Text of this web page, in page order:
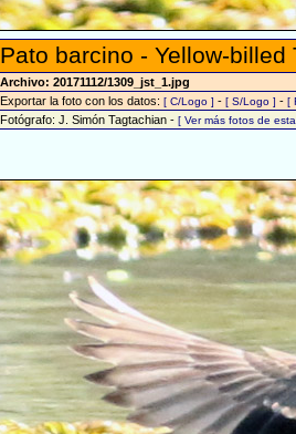
Pato barcino - Yellow-
Archivo: 20171112/1309_jst_1.jpg
Exportar la foto con los datos: [ C/Logo ] - [ S/Logo ] - [
Fotógrafo: J. Simón Tagtachian - [ Ver más fotos de